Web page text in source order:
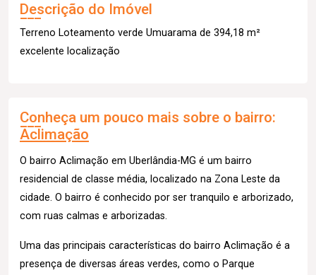
Descrição do Imóvel
Terreno Loteamento verde Umuarama de 394,18 m²
excelente localização
Conheça um pouco mais sobre o bairro:
Aclimação
O bairro Aclimação em Uberlândia-MG é um bairro
residencial de classe média, localizado na Zona Leste da
cidade. O bairro é conhecido por ser tranquilo e arborizado,
com ruas calmas e arborizadas.
Uma das principais características do bairro Aclimação é a
presença de diversas áreas verdes, como o Parque